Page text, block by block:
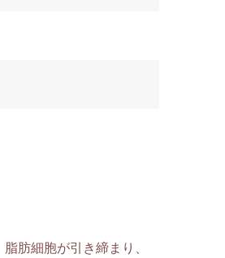
肪細胞が引き締まり、